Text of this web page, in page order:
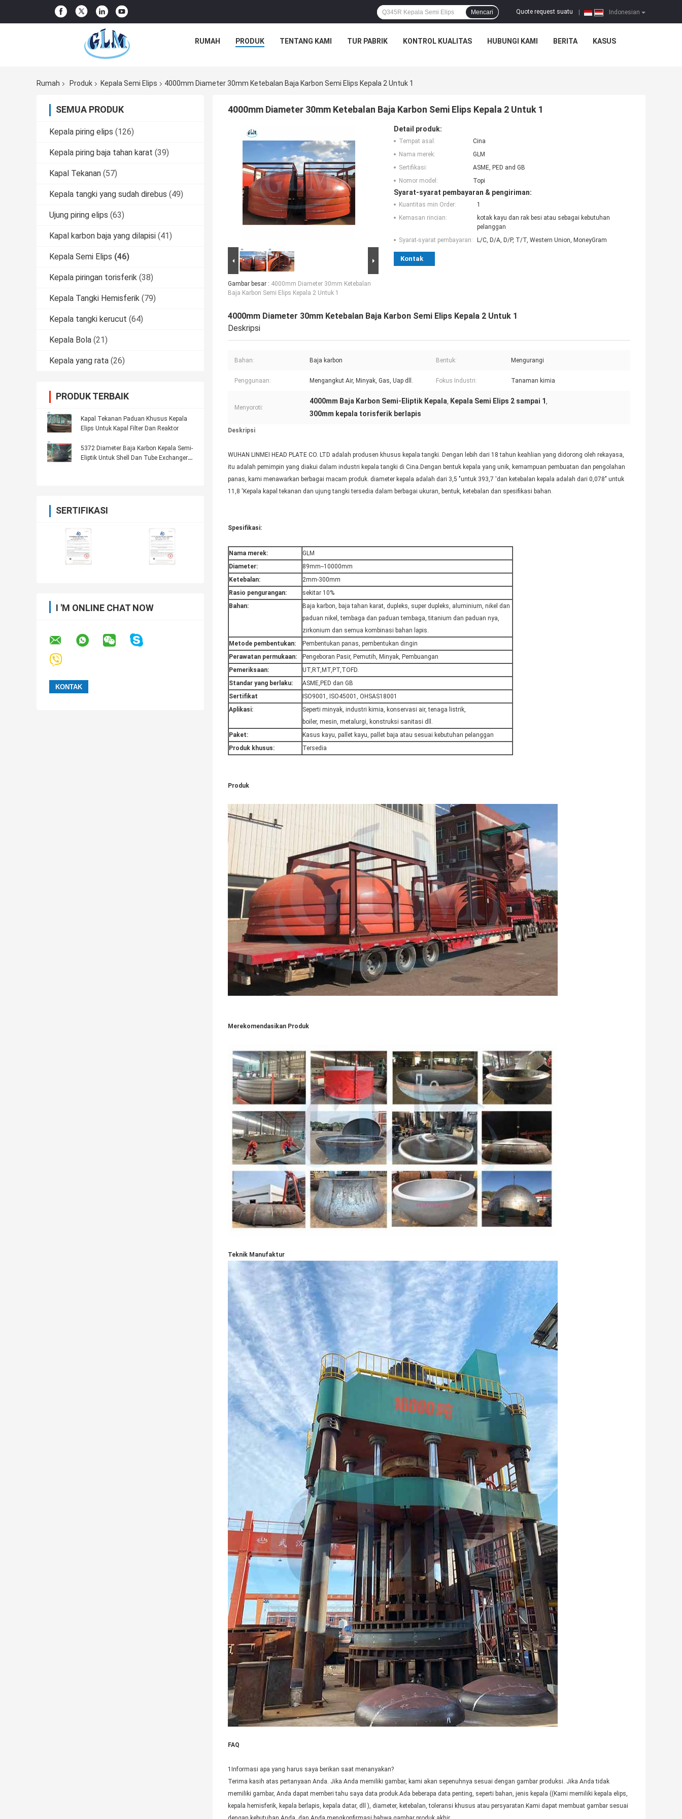
Indonesian
Quote request suatu
Mencari
RUMAH PRODUK TENTANG KAMI TUR PABRIK KONTROL KUALITAS HUBUNGI KAMI BERITA KASUS
Rumah Produk Kepala Semi Elips 4000mm Diameter 30mm Ketebalan Baja Karbon Semi Elips Kepala 2 Untuk 1
SEMUA PRODUK
Kepala piring elips (126)
Kepala piring baja tahan karat (39)
Kapal Tekanan (57)
Kepala tangki yang sudah direbus (49)
Ujung piring elips (63)
Kapal karbon baja yang dilapisi (41)
Kepala Semi Elips (46)
Kepala piringan torisferik (38)
Kepala Tangki Hemisferik (79)
Kepala tangki kerucut (64)
Kepala Bola (21)
Kepala yang rata (26)
PRODUK TERBAIK
Kapal Tekanan Paduan Khusus Kepala
Elips Untuk Kapal Filter Dan Reaktor
5372 Diameter Baja Karbon Kepala Semi-
Eliptik Untuk Shell Dan Tube Exchanger
SERTIFIKASI
I 'M ONLINE CHAT NOW
4000mm Diameter 30mm Ketebalan Baja Karbon Semi Elips Kepala 2 Untuk 1
Gambar besar : 4000mm Diameter 30mm Ketebalan
Baja Karbon Semi Elips Kepala 2 Untuk 1
Detail produk:
Tempat asal:
Cina
Nama merek:
GLM
Sertifikasi:
ASME, PED and GB
Nomor model:
Topi
Syarat-syarat pembayaran & pengiriman:
Kuantitas min Order:
1
Kemasan rincian:
kotak kayu dan rak besi atau sebagai kebutuhan
pelanggan
Syarat-syarat pembayaran:
L/C, D/A, D/P, T/T, Western Union, MoneyGram
Kontak
4000mm Diameter 30mm Ketebalan Baja Karbon Semi Elips Kepala 2 Untuk 1
Deskripsi
Bahan: Baja karbon Bentuk: Mengurangi
Penggunaan: Mengangkut Air, Minyak, Gas, Uap dll. Fokus Industri: Tanaman kimia
Menyoroti:
4000mm Baja Karbon Semi-Eliptik Kepala, Kepala Semi Elips 2 sampai 1 ,
300mm kepala torisferik berlapis
Deskripsi
WUHAN LINMEI HEAD PLATE CO. LTD adalah produsen khusus kepala tangki. Dengan lebih dari 18 tahun keahlian yang didorong oleh rekayasa,
itu adalah pemimpin yang diakui dalam industri kepala tangki di Cina.Dengan bentuk kepala yang unik, kemampuan pembuatan dan pengolahan
panas, kami menawarkan berbagai macam produk. diameter kepala adalah dari 3,5 "untuk 393,7 'dan ketebalan kepala adalah dari 0,078" untuk
11,8 'Kepala kapal tekanan dan ujung tangki tersedia dalam berbagai ukuran, bentuk, ketebalan dan spesifikasi bahan.
Spesifikasi:
Nama merek:
GLM
Diameter:
89mm--10000mm
Ketebalan:
2mm-300mm
Rasio pengurangan:
sekitar 10%
Bahan:
Baja karbon, baja tahan karat, dupleks, super dupleks, aluminium, nikel dan
paduan nikel, tembaga dan paduan tembaga, titanium dan paduan nya,
zirkonium dan semua kombinasi bahan lapis.
Metode pembentukan:
Pembentukan panas, pembentukan dingin
Perawatan permukaan:
Pengeboran Pasir, Pemutih, Minyak, Pembuangan
Pemeriksaan:
UT,RT,MT,PT,TOFD.
Standar yang berlaku:
ASME,PED dan GB
Sertifikat
ISO9001, ISO45001, OHSAS18001
Aplikasi:
Seperti minyak, industri kimia, konservasi air, tenaga listrik,
boiler, mesin, metalurgi, konstruksi sanitasi dll.
Paket:
Kasus kayu, pallet kayu, pallet baja atau sesuai kebutuhan pelanggan
Produk khusus:
Tersedia
Produk
Merekomendasikan Produk
Teknik Manufaktur
FAQ
1Informasi apa yang harus saya berikan saat menanyakan?
Terima kasih atas pertanyaan Anda. Jika Anda memiliki gambar, kami akan sepenuhnya sesuai dengan gambar produksi. Jika Anda tidak
memiliki gambar, Anda dapat memberi tahu saya data produk.Ada beberapa data penting, seperti bahan, jenis kepala ((Kami memiliki kepala elips,
kepala hemisferik, kepala berlapis, kepala datar, dll ), diameter, ketebalan, toleransi khusus atau persyaratan.Kami dapat membuat gambar sesuai